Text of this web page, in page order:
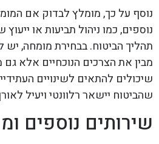
נוסף על כך, מומלץ לבדוק אם
נוספים, כמו ניהול תביעות או
תהליך הביטוח. בבחירת מומחה,
מבין את הצרכים הנוכחיים אלא גם
שיכולים להתאים לשינויים
שהביטוח יישאר רלוונטי ויעיל
שירותים נוספים